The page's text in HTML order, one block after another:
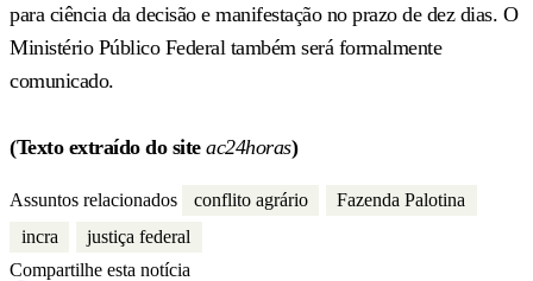
para ciência da decisão e manifestação no prazo de dez dias. O
Ministério Público Federal também será formalmente
comunicado.
(Texto extraído do site ac24horas)
Assuntos relacionados conflito agrário
Fazenda Palotina
incra
justiça federal
Compartilhe esta notícia